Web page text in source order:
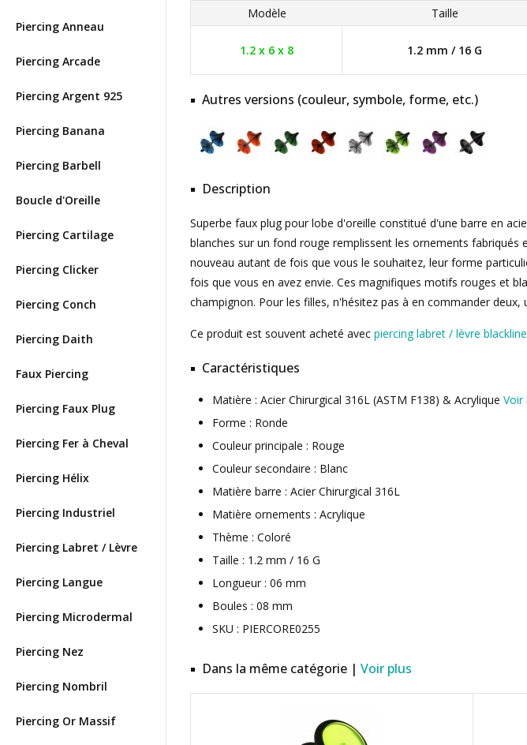
Piercing Anneau
Piercing Arcade
Piercing Argent 925
Piercing Banana
Piercing Barbell
Boucle d'Oreille
Piercing Cartilage
Piercing Clicker
Piercing Conch
Piercing Daith
Faux Piercing
Piercing Faux Plug
Piercing Fer à Cheval
Piercing Hélix
Piercing Industriel
Piercing Labret / Lèvre
Piercing Langue
Piercing Microdermal
Piercing Nez
Piercing Nombril
Piercing Or Massif
Modèle Taille
1.2 x 6 x 8 1.2 mm / 16 G
Autres versions (couleur, symbole, forme, etc.)
Description
Superbe faux plug pour lobe d'oreille constitué d'une barre en
blanches sur un fond rouge remplissent les ornements
nouveau autant de fois que vous le souhaitez, leur forme
fois que vous en avez envie. Ces magnifiques motifs rouges et
champignon. Pour les filles, n'hésitez pas à en commander
Ce produit est souvent acheté avec piercing labret / lèvre
Caractéristiques
Matière : Acier Chirurgical 316L (ASTM F138) & Acrylique Voir
Forme : Ronde
Couleur principale : Rouge
Couleur secondaire : Blanc
Matière barre : Acier Chirurgical 316L
Matière ornements : Acrylique
Thème : Coloré
Taille : 1.2 mm / 16 G
Longueur : 06 mm
Boules : 08 mm
SKU : PIERCORE0255
Dans la même catégorie | Voir plus